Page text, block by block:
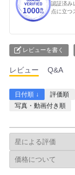
認証済み
点に立つ
レビューを書く
レビュー Q&A
日付順 ↓ 評価順
写真・動画付き順